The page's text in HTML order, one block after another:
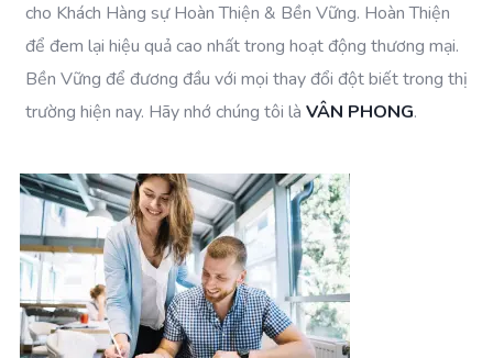
cho Khách Hàng sự Hoàn Thiện & Bền Vững. Hoàn Thiện
để đem lại hiệu quả cao nhất trong hoạt động thương mại.
Bền Vững để đương đầu với mọi thay đổi đột biết trong thị
trường hiện nay. Hãy nhớ chúng tôi là VÂN PHONG.